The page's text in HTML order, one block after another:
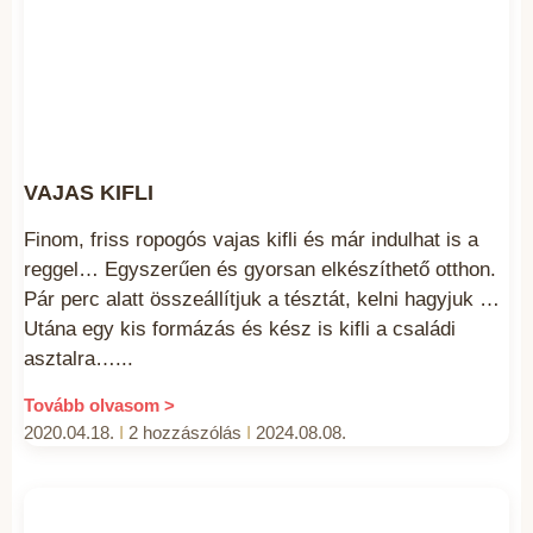
VAJAS KIFLI
Finom, friss ropogós vajas kifli és már indulhat is a
reggel… Egyszerűen és gyorsan elkészíthető otthon.
Pár perc alatt összeállítjuk a tésztát, kelni hagyjuk …
Utána egy kis formázás és kész is kifli a családi
asztalra…
Tovább olvasom >
2020.04.18.
2 hozzászólás 2024.08.08.